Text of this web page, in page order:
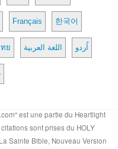
Français 한국어
ย اللغة العربية اُردو
est une partie du Heartlight
sont prises du HOLY
Sainte Bible, Nouveau Version